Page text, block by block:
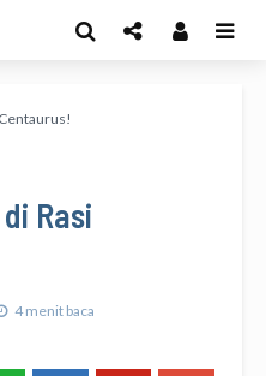
Rasi
4 menit baca